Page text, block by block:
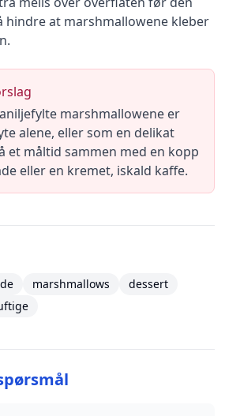
hindre at marshmallowene kleber
marshmallowene er
alene, eller som en delikat
et måltid sammen med en kopp
eller en kremet, iskald kaffe.
marshmallows
dessert